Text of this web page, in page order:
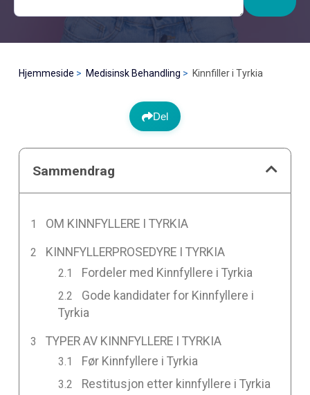
Hjemmeside Medisinsk Behandling Kinnfiller i Tyrkia
Del
Sammendrag
OM KINNFYLLERE I TYRKIA
KINNFYLLERPROSEDYRE I TYRKIA
Fordeler med Kinnfyllere i Tyrkia
Gode kandidater for Kinnfyllere i
Tyrkia
TYPER AV KINNFYLLERE I TYRKIA
Før Kinnfyllere i Tyrkia
Restitusjon etter kinnfyllere i Tyrkia